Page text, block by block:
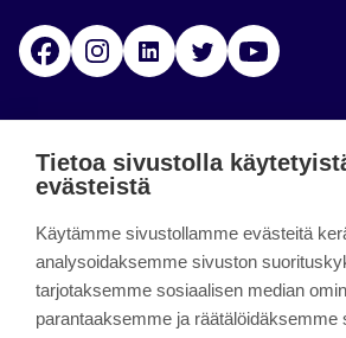
FacebookInstagramLinkedinTwitter
päättynyt 11.9.2023.
About the site
Tietoa sivustolla
evästeistä
Käytämme sivustollamme evästeitä
analysoidaksemme sivuston
tarjotaksemme sosiaalisen median
parantaaksemme ja räätälöidäksemme